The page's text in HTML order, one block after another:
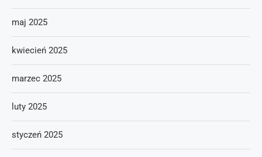
maj 2025
kwiecień 2025
marzec 2025
luty 2025
styczeń 2025